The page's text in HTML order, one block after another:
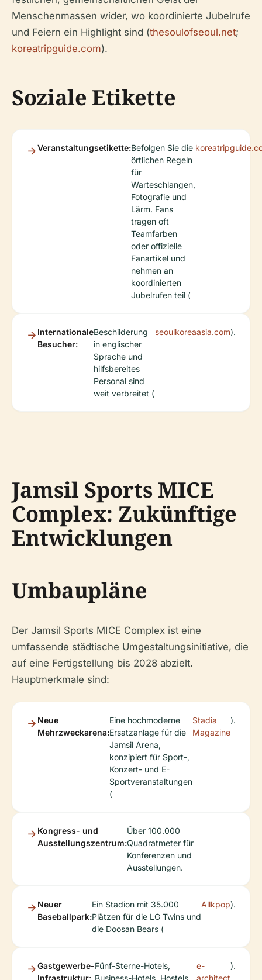
Menschenmassen wider, wo koordinierte Jubelrufe
und Feiern ein Highlight sind (thesoulofseoul.net;
koreatripguide.com).
Soziale Etikette
Veranstaltungsetikette:Befolgen Sie die
örtlichen Regeln
für
Warteschlangen,
Fotografie und
Lärm. Fans
tragen oft
Teamfarben
oder offizielle
Fanartikel und
nehmen an
koordinierten
Jubelrufen teil (
Internationale
Besucher:
Beschilderung
in englischer
Sprache und
hilfsbereites
Personal sind
weit verbreitet (
seoulkoreaasia.com).
Jamsil Sports MICE
Complex: Zukünftige
Entwicklungen
Umbaupläne
Der Jamsil Sports MICE Complex ist eine
umfassende städtische Umgestaltungsinitiative, die
auf eine Fertigstellung bis 2028 abzielt.
Hauptmerkmale sind:
Neue
Mehrzweckarena:
Eine hochmoderne
Ersatzanlage für die
Jamsil Arena,
konzipiert für Sport-,
Konzert- und E-
Sportveranstaltungen
(
Stadia
Magazine
).
Kongress- und
Ausstellungszentrum:
Über 100.000
Quadratmeter für
Konferenzen und
Ausstellungen.
Neuer
Baseballpark:
Ein Stadion mit 35.000
Plätzen für die LG Twins und
die Doosan Bears (
Allkpop).
Gastgewerbe-
Infrastruktur:
Fünf-Sterne-Hotels,
Business-Hotels, Hostels
e-
architect
).